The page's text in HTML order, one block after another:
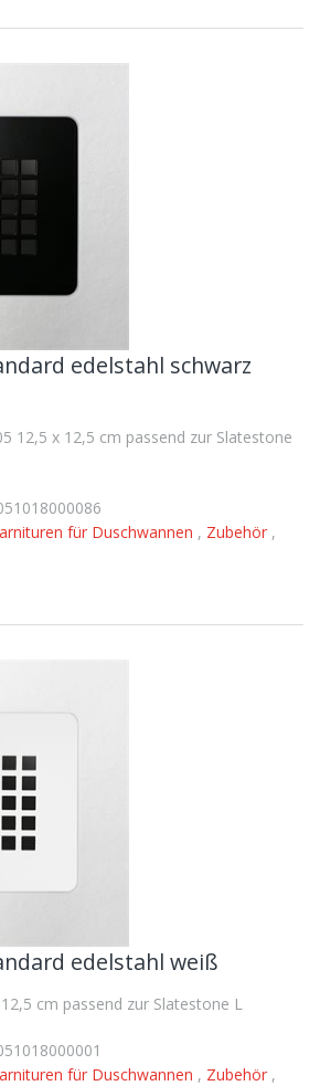
edelstahl schwarz
12,5 x 12,5 cm passend zur Slatestone
für Duschwannen , Zubehör ,
edelstahl weiß
cm passend zur Slatestone L
für Duschwannen , Zubehör ,